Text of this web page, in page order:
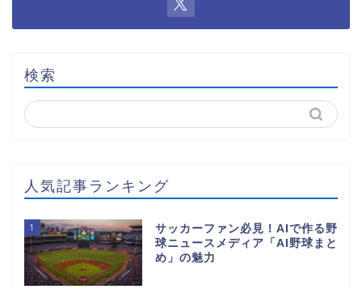
検索
人気記事ランキング
1
サッカーファン必見！AIで作る野
球ニュースメディア「AI野球まと
め」の魅力